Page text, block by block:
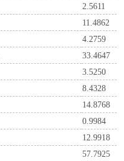
2.5611
11.4862
4.2759
33.4647
3.5250
8.4328
14.8768
0.9984
12.9918
57.7925